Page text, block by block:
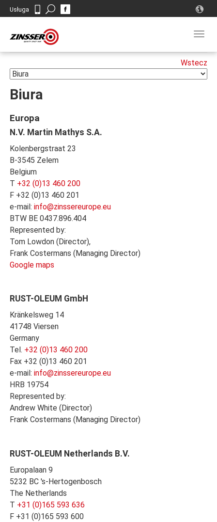
Usługa KontaktSearch
Biura
Europa
N.V. Martin Mathys S.A.
Kolenbergstraat 23
B-3545 Zelem
Belgium
T +32 (0)13 460 200
F +32 (0)13 460 201
e-mail: info@zinssereurope.eu
BTW BE 0437.896.404
Represented by:
Tom Lowdon (Director),
Frank Costermans (Managing Director)
Google maps
RUST-OLEUM GmbH
Kränkelsweg 14
41748 Viersen
Germany
Tel. +32 (0)13 460 200
Fax +32 (0)13 460 201
e-mail: info@zinssereurope.eu
HRB 19754
Represented by:
Andrew White (Director)
Frank Costermans (Managing Director)
RUST-OLEUM Netherlands B.V.
Europalaan 9
5232 BC 's-Hertogenbosch
The Netherlands
T +31 (0)165 593 636
F +31 (0)165 593 600